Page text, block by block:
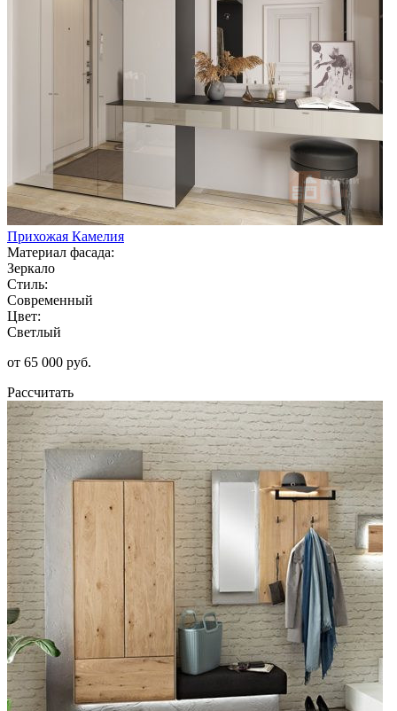
Прихожая Камелия
Материал фасада:
Зеркало
Стиль:
Современный
Цвет:
Светлый
от 65 000 руб.
Рассчитать